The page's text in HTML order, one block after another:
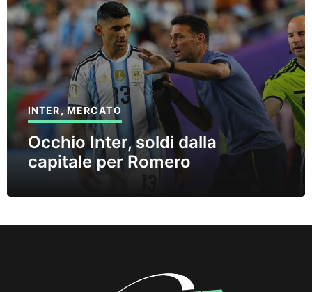
INTER,MERCATO
Occhio Inter, soldi dalla
capitale per Romero